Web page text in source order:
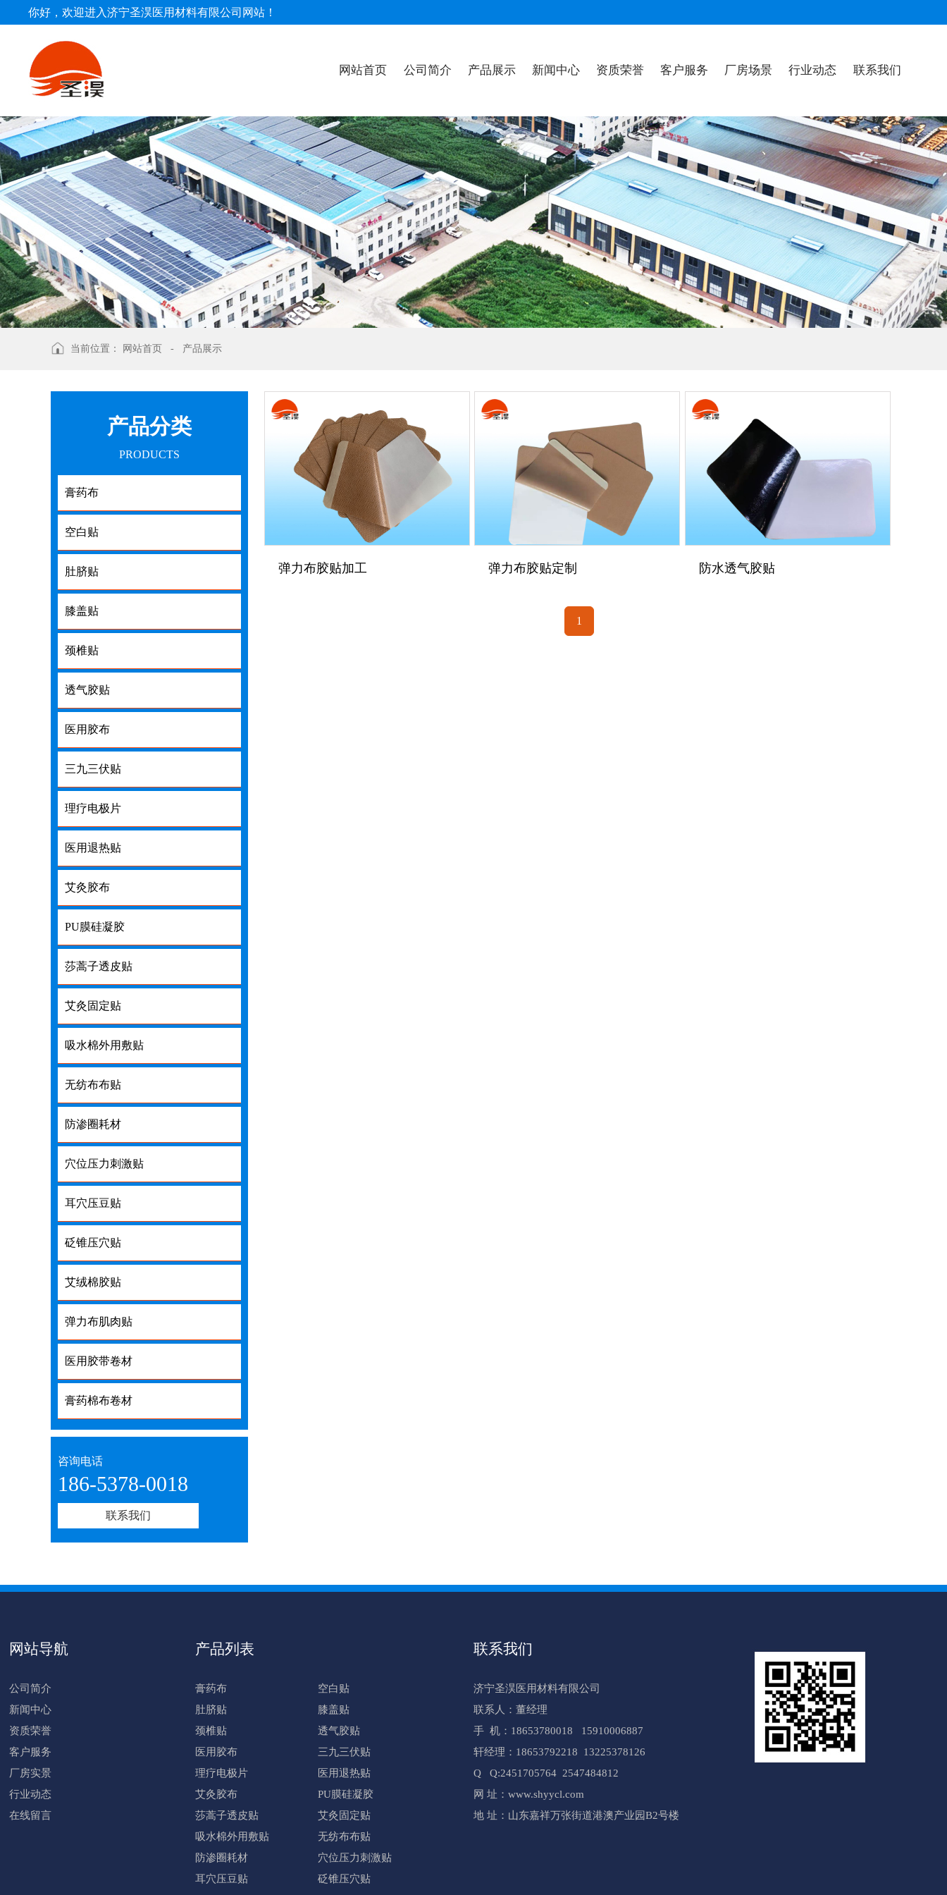
你好，欢迎进入济宁圣淏医用材料有限公司网站！
网站首页 公司简介 产品展示 新闻中心 资质荣誉 客户服务 厂房场景 行业动态 联系我们
当前位置： 网站首页 - 产品展示
产品分类
PRODUCTS
膏药布
空白贴
肚脐贴
膝盖贴
颈椎贴
透气胶贴
医用胶布
三九三伏贴
理疗电极片
医用退热贴
艾灸胶布
PU膜硅凝胶
莎蒿子透皮贴
艾灸固定贴
吸水棉外用敷贴
无纺布布贴
防渗圈耗材
穴位压力刺激贴
耳穴压豆贴
砭锥压穴贴
艾绒棉胶贴
弹力布肌肉贴
医用胶带卷材
膏药棉布卷材
咨询电话
186-5378-0018
联系我们
弹力布胶贴加工 弹力布胶贴定制 防水透气胶贴
1
网站导航
公司简介
新闻中心
资质荣誉
客户服务
厂房实景
行业动态
在线留言
产品列表
膏药布
空白贴
肚脐贴
膝盖贴
颈椎贴
透气胶贴
医用胶布
三九三伏贴
理疗电极片
医用退热贴
艾灸胶布
PU膜硅凝胶
莎蒿子透皮贴
艾灸固定贴
吸水棉外用敷贴
无纺布布贴
防渗圈耗材
穴位压力刺激贴
耳穴压豆贴
砭锥压穴贴
联系我们
济宁圣淏医用材料有限公司
联系人：董经理
手 机：18653780018 15910006887
轩经理：18653792218 13225378126
Q Q:2451705764 2547484812
网 址：www.shyycl.com
地 址：山东嘉祥万张街道港澳产业园B2号楼